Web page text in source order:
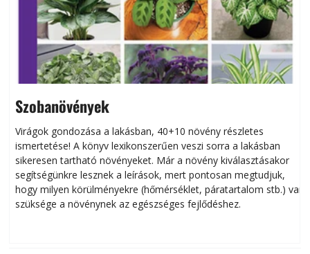
Szobanövények
Virágok gondozása a lakásban, 40+10 növény részletes
ismertetése! A könyv lexikonszerűen veszi sorra a lakásban
sikeresen tart­ha­tó növényeket. Már a növény kiválasztásakor
segítségünkre lesznek a leírások, mert pontosan megtudjuk,
hogy milyen körülményekre (hőmérséklet, páratartalom stb.) van
szüksége a növénynek az egészséges fejlődéshez.